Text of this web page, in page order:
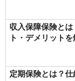
収入保障保険と
ト・デメリット
定期保険とは？